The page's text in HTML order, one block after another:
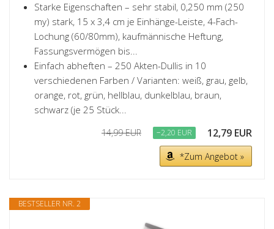
Starke Eigenschaften – sehr stabil, 0,250 mm (250
my) stark, 15 x 3,4 cm je Einhänge-Leiste, 4-Fach-
Lochung (60/80mm), kaufmännische Heftung,
Fassungsvermögen bis...
Einfach abheften – 250 Akten-Dullis in 10
verschiedenen Farben / Varianten: weiß, grau, gelb,
orange, rot, grün, hellblau, dunkelblau, braun,
schwarz (je 25 Stück...
14,99 EUR −2,20 EUR 12,79 EUR
*Zum Angebot »
BESTSELLER NR. 2